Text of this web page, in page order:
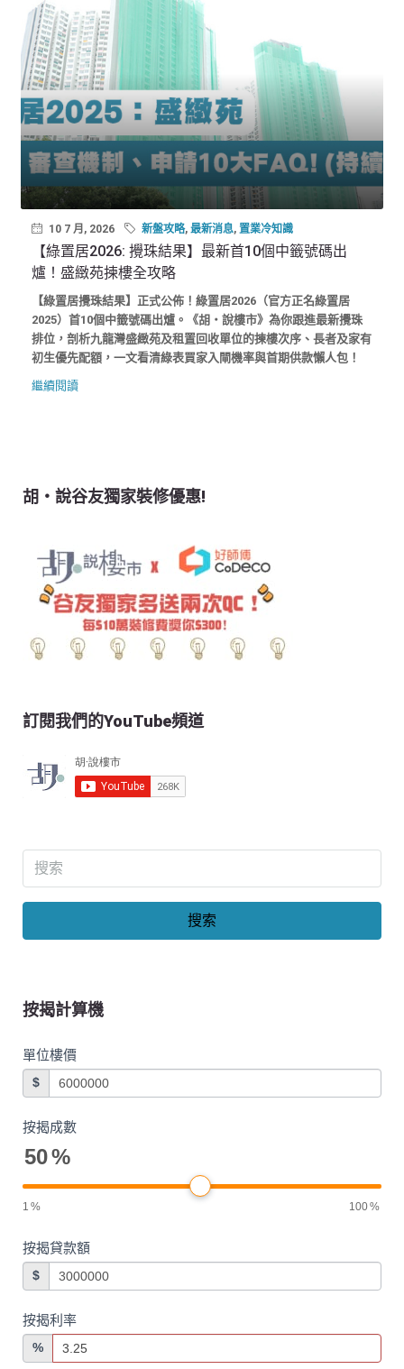
10 7 月, 2026 新盤攻略, 最新消息, 置業冷知識
【綠置居2026: 攪珠結果】最新首10個中籤號碼出
爐！盛緻苑揀樓全攻略
【綠置居攪珠結果】正式公佈！綠置居2026（官方正名綠置居
2025）首10個中籤號碼出爐。《胡‧說樓市》為你跟進最新攪珠
排位，剖析九龍灣盛緻苑及租置回收單位的揀樓次序、長者及家有
初生優先配額，一文看清綠表買家入閘機率與首期供款懶人包！
繼續閱讀
胡‧說谷友獨家裝修優惠!
訂閱我們的YouTube頻道
搜索
按揭計算機
單位樓價
$
按揭成數
50%
1 % 100%
按揭貸款額
$
按揭利率
%